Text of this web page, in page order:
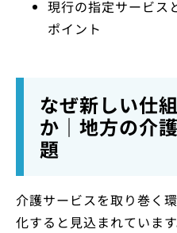
現行の指定サービス
ポイント
なぜ新しい仕
か｜地方の介
題
介護サービスを取り巻く
化すると見込まれています